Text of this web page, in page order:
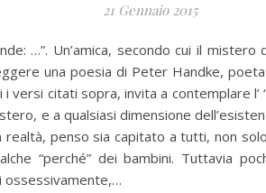
21 Gennaio 2015
…”. Un’amica, secondo cui il
una poesia di Peter Handke,
i versi citati sopra, invita a contemplare
e a qualsiasi dimensione
penso sia capitato a tutti, non
“perché” dei bambini. Tuttavia
ossessivamente,…